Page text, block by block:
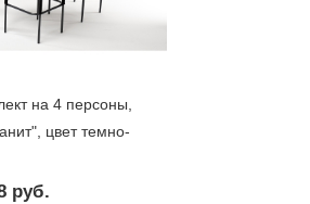
на 4 персоны,
цвет темно-
руб.